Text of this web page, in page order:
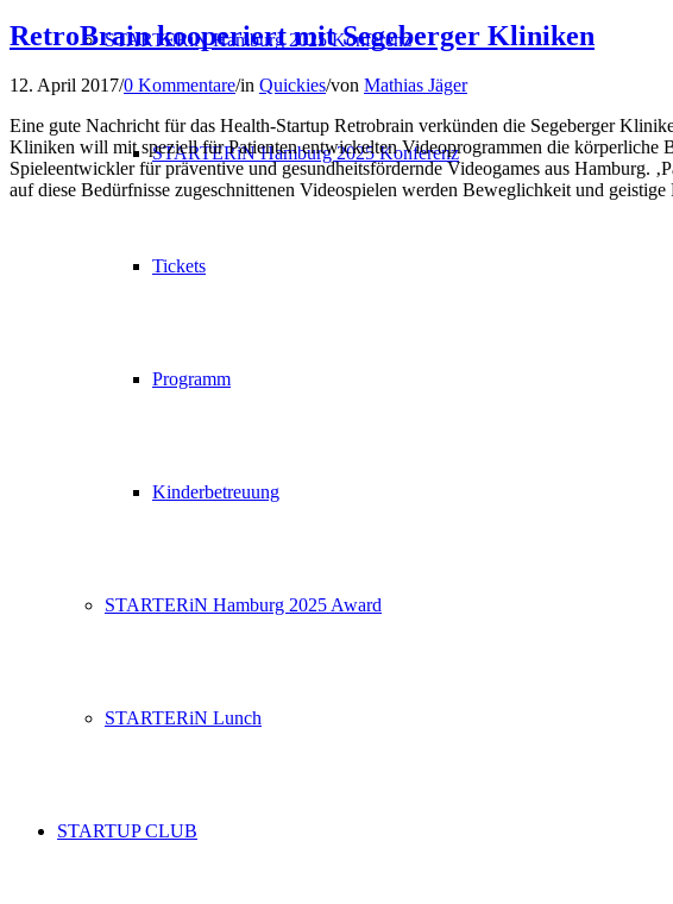
STARTERiN Hamburg 2025 Konferenz
STARTERiN Hamburg 2025 Konferenz
Tickets
Programm
Kinderbetreuung
STARTERiN Hamburg 2025 Award
STARTERiN Lunch
STARTUP CLUB
RetroBrain kooperiert mit Segeberger Kliniken
12. April 2017/0 Kommentare/in Quickies/von Mathias Jäger
Eine gute Nachricht für das Health-Startup Retrobrain verkünden die Segeberger
Kliniken will mit speziell für Patienten entwickelten Videoprogrammen die körperliche
Spieleentwickler für präventive und gesundheitsfördernde Videogames aus Hamburg.
auf diese Bedürfnisse zugeschnittenen Videospielen werden Beweglichkeit und